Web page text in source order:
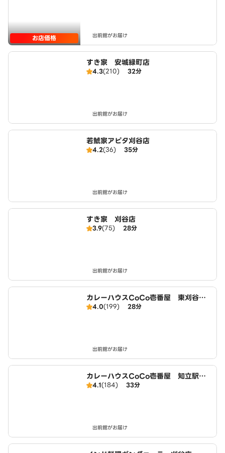
お店価格 出前館がお届け
すき家 安城緑町店
4.3(210) 32分
出前館がお届け
若鯱家アピタ刈谷店
4.2(36) 35分
出前館がお届け
すき家 刈谷店
3.9(75) 28分
出前館がお届け
カレーハウスCoCo壱番屋 東刈谷店
（SD）
4.0(199) 28分
出前館がお届け
カレーハウスCoCo壱番屋 知立駅南
店（SD）
4.1(184) 33分
出前館がお届け